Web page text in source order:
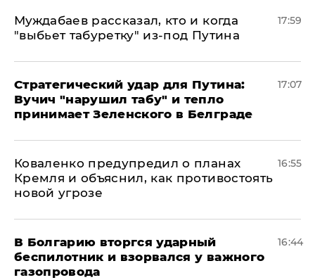
Муждабаев рассказал, кто и когда
"выбьет табуретку" из-под Путина
17:59
Стратегический удар для Путина:
Вучич "нарушил табу" и тепло
принимает Зеленского в Белграде
17:07
Коваленко предупредил о планах
Кремля и объяснил, как противостоять
новой угрозе
16:55
В Болгарию вторгся ударный
беспилотник и взорвался у важного
газопровода
16:44